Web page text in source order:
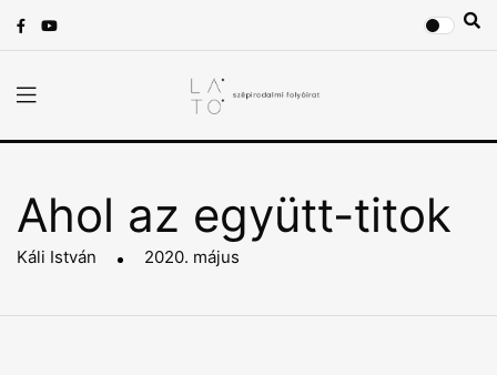
Ahol az együtt-titok
Káli István 2020. május